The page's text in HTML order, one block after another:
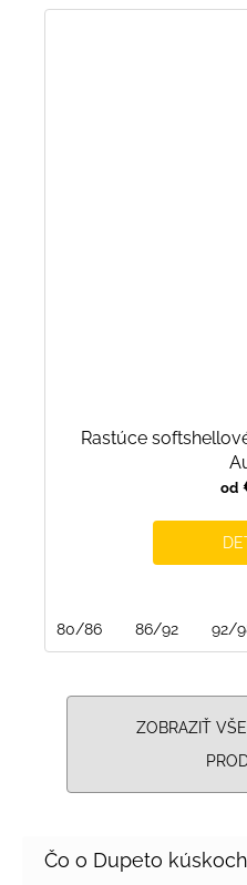
Rastúce
od
80/86 86/92 92/
ZOBRAZIŤ